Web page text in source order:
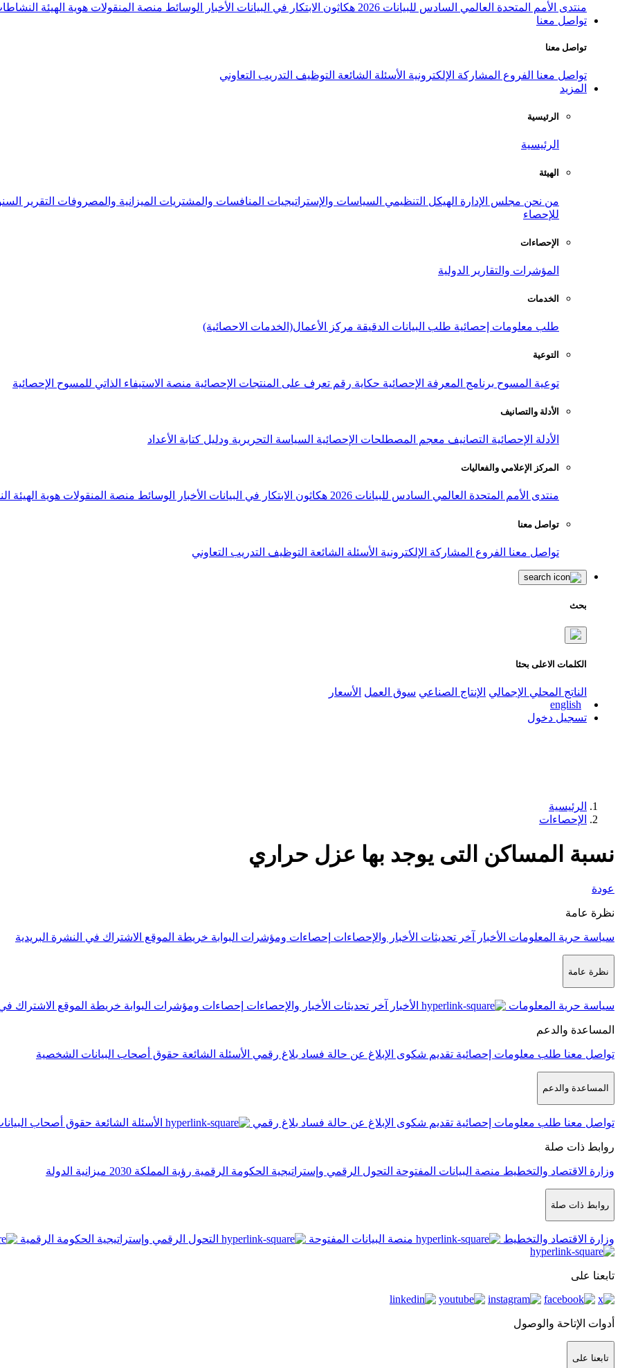
منتدى الأمم المتحدة العالمي السادس للبيانات 2026 هكاثون الابتكار في البيانات الأخبار الوسائط منصة المنقولات هوية الهيئة
تواصل معنا
تواصل معنا
تواصل معنا الفروع المشاركة الإلكترونية الأسئلة الشائعة التوظيف التدريب التعاوني
المزيد
الرئيسية
الرئيسية
الهيئة
من نحن مجلس الإدارة الهيكل التنظيمي السياسات والإستراتيجيات المنافسات والمشتريات الميزانية والمصروفات التقرير
للإحصاء
الإحصاءات
المؤشرات والتقارير الدولية
الخدمات
طلب معلومات إحصائية طلب البيانات الدقيقة مركز الأعمال(الخدمات الاحصائية)
التوعية
توعية المسوح برنامج المعرفة الإحصائية حكاية رقم تعرف على المنتجات الإحصائية منصة الاستيفاء الذاتي للمسوح الإحصائية
الأدلة والتصانيف
الأدلة الإحصائية التصانيف معجم المصطلحات الإحصائية السياسة التحريرية ودليل كتابة الأعداد
المركز الإعلامي والفعاليات
منتدى الأمم المتحدة العالمي السادس للبيانات 2026 هكاثون الابتكار في البيانات الأخبار الوسائط منصة المنقولات هوية الهيئة
تواصل معنا
تواصل معنا الفروع المشاركة الإلكترونية الأسئلة الشائعة التوظيف التدريب التعاوني
بحث
الكلمات الاعلى بحثا
الناتج المحلي الإجمالي الإنتاج الصناعي سوق العمل الأسعار
english
تسجيل دخول
الرئيسية
الإحصاءات
نسبة المساكن التى يوجد بها عزل حراري
عودة
نظرة عامة
سياسة حرية المعلومات الأخبار آخر تحديثات الأخبار والإحصاءات إحصاءات ومؤشرات البوابة خريطة الموقع الاشتراك في النشرة البريدية
نظرة عامة
سياسة حرية المعلومات الأخبار آخر تحديثات الأخبار والإحصاءات إحصاءات ومؤشرات البوابة خريطة الموقع الاشتراك
المساعدة والدعم
تواصل معنا طلب معلومات إحصائية تقديم شكوى الإبلاغ عن حالة فساد بلاغ رقمي الأسئلة الشائعة حقوق أصحاب البيانات الشخصية
المساعدة والدعم
تواصل معنا طلب معلومات إحصائية تقديم شكوى الإبلاغ عن حالة فساد بلاغ رقمي الأسئلة الشائعة حقوق أصحاب
روابط ذات صلة
وزارة الاقتصاد والتخطيط منصة البيانات المفتوحة التحول الرقمي وإستراتيجية الحكومة الرقمية رؤية المملكة 2030 ميزانية الدولة
روابط ذات صلة
وزارة الاقتصاد والتخطيط منصة البيانات المفتوحة التحول الرقمي وإستراتيجية الحكومة الرقمية
تابعنا على
أدوات الإتاحة والوصول
تابعنا على